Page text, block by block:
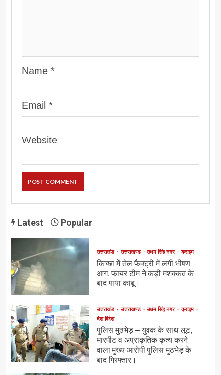
Name*
Email*
Website
Latest Popular
उत्तराखंड उत्तराखण्ड उधम सिंह नगर क्राइम
किच्छा में तेल फैक्ट्री में लगी भीषण
आग, फायर टीम ने कड़ी मशक्कत के
बाद पाया काबू।
उत्तराखंड उत्तराखण्ड उधम सिंह नगर
क्राइम
देश विदेश
पुलिस मुठभेड़ – युवक के साथ लूट,
मारपीट व अप्राकृतिक कृत्य करने
वाला मुख्य आरोपी पुलिस मुठभेड़ के
बाद गिरफ्तार।